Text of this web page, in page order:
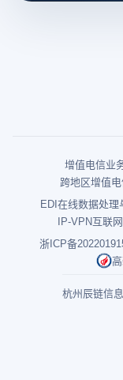
增值电信业
跨地区增值
EDI在线数据处
IP-VPN互联
浙ICP备
杭州辰链信